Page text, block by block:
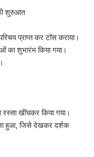
शुरुआत
प्राप्त कर टॉस कराया।
का शुभारंभ किया गया।
रस्सा खींचकर किया गया।
हुआ, जिसे देखकर दर्शक